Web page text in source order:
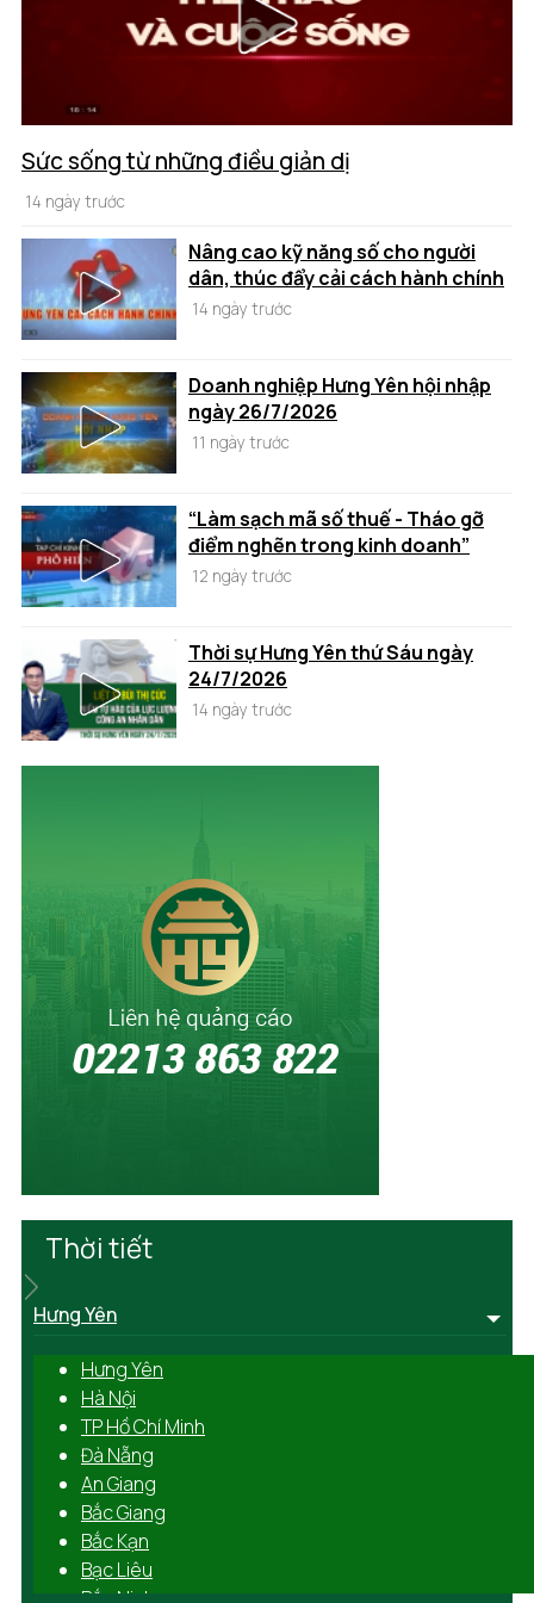
Sức sống từ những điều giản dị
14 ngày trước
Nâng cao kỹ năng số cho người
dân, thúc đẩy cải cách hành chính
14 ngày trước
Doanh nghiệp Hưng Yên hội nhập
ngày 26/7/2026
11 ngày trước
“Làm sạch mã số thuế - Tháo gỡ
điểm nghẽn trong kinh doanh”
12 ngày trước
Thời sự Hưng Yên thứ Sáu ngày
24/7/2026
14 ngày trước
Thời tiết
Hưng Yên
Hưng Yên
Hà Nội
TP Hồ Chí Minh
Đà Nẵng
An Giang
Bắc Giang
Bắc Kạn
Bạc Liêu
Bắc Ninh